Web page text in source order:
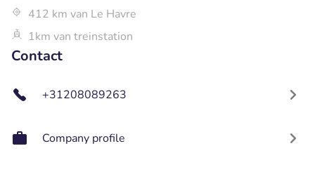
412 km van Le Havre
1km van treinstation
Contact
+31208089263
Company profile